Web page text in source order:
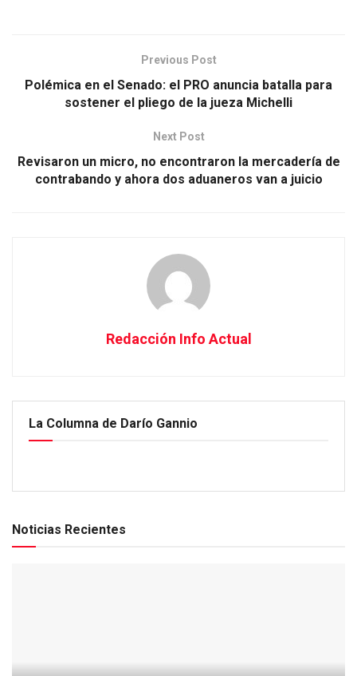
Previous Post
Polémica en el Senado: el PRO anuncia batalla para
sostener el pliego de la jueza Michelli
Next Post
Revisaron un micro, no encontraron la mercadería de
contrabando y ahora dos aduaneros van a juicio
Redacción Info Actual
La Columna de Darío Gannio
Noticias Recientes